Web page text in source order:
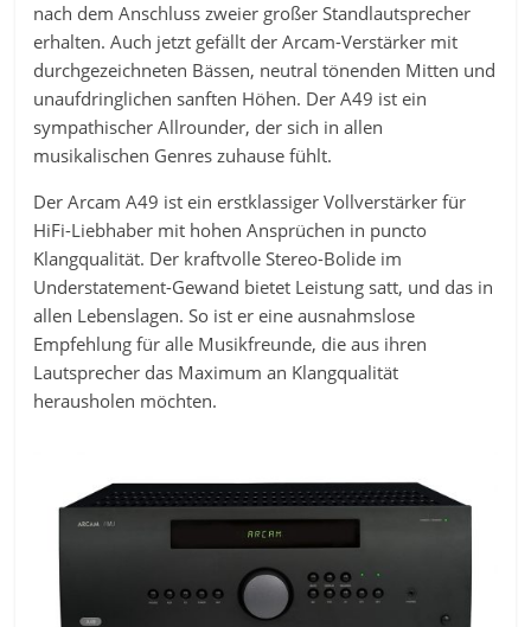
nach dem Anschluss zweier großer Standlautsprecher
erhalten. Auch jetzt gefällt der Arcam-Verstärker mit
durchgezeichneten Bässen, neutral tönenden Mitten und
unaufdringlichen sanften Höhen. Der A49 ist ein
sympathischer Allrounder, der sich in allen
musikalischen Genres zuhause fühlt.
Der Arcam A49 ist ein erstklassiger Vollverstärker für
HiFi-Liebhaber mit hohen Ansprüchen in puncto
Klangqualität. Der kraftvolle Stereo-Bolide im
Understatement-Gewand bietet Leistung satt, und das in
allen Lebenslagen. So ist er eine ausnahmslose
Empfehlung für alle Musikfreunde, die aus ihren
Lautsprecher das Maximum an Klangqualität
herausholen möchten.